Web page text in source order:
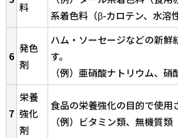
料
系着色料（β-カロテン、水溶
6
発色
剤
ハム・ソーセージなどの新
す。
（例）亜硝酸ナトリウム、
7
栄養
強化
剤
食品の栄養強化の目的で使用
（例）ビタミン類、無機質